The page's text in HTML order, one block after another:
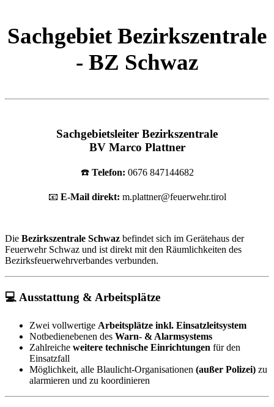
Sachgebiet Bezirkszentrale
- BZ Schwaz
Sachgebietsleiter Bezirkszentrale
BV Marco Plattner
☎️ Telefon: 0676 847144682
📧 E-Mail direkt: m.plattner@feuerwehr.tirol
Die Bezirkszentrale Schwaz befindet sich im Gerätehaus der
Feuerwehr Schwaz und ist direkt mit den Räumlichkeiten des
Bezirksfeuerwehrverbandes verbunden.
💻 Ausstattung & Arbeitsplätze
Zwei vollwertige Arbeitsplätze inkl. Einsatzleitsystem
Notbedienebenen des Warn- & Alarmsystems
Zahlreiche weitere technische Einrichtungen für den
Einsatzfall
Möglichkeit, alle Blaulicht-Organisationen (außer Polizei) zu
alarmieren und zu koordinieren